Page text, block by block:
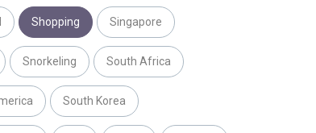
Shopping Singapore
Snorkeling South Africa
South Korea